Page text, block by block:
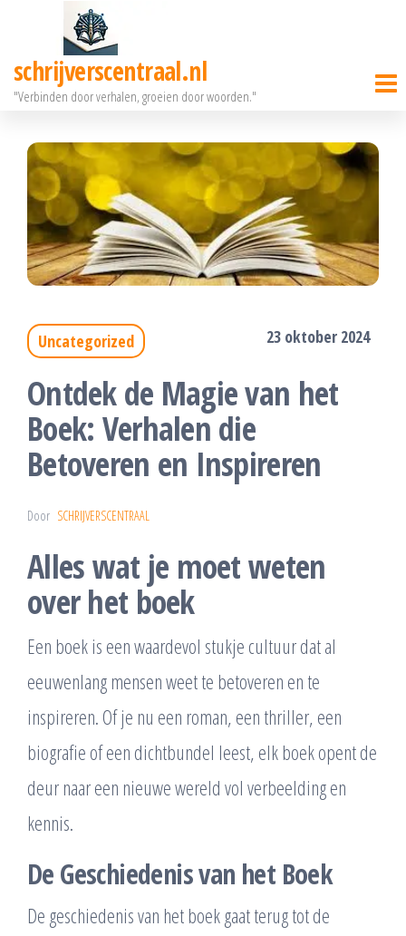
deschrijverscentraal.nl
"Verbinden door verhalen, groeien door woorden."
Uncategorized 23 oktober 2024
Ontdek de Magie van het
Boek: Verhalen die
Betoveren en Inspireren
Door SCHRIJVERSCENTRAAL
Alles wat je moet weten
over het boek
Een boek is een waardevol stukje cultuur dat al
eeuwenlang mensen weet te betoveren en te
inspireren. Of je nu een roman, een thriller, een
biografie of een dichtbundel leest, elk boek opent de
deur naar een nieuwe wereld vol verbeelding en
kennis.
De Geschiedenis van het Boek
De geschiedenis van het boek gaat terug tot de